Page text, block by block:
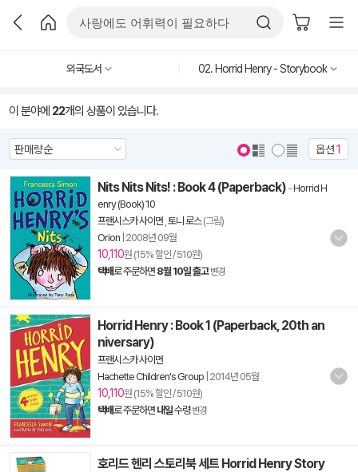
외국도서 02. Horrid Henry - Storybook
이 분야에 22개의 상품이 있습니다.
옵션1
Nits Nits Nits! : Book 4 (Paperback) -Horrid H
enry (Book) 10
프랜시스카 사이먼 토니 로스(그림)
Orion 2008년 09월
10,110원 (15% 할인 / 510원)
택배로 주문하면 8월 10일 출고 변경
Horrid Henry : Book 1 (Paperback, 20th an
niversary)
프랜시스카 사이먼
Hachette Children's Group 2014년 05월
10,110원 (15% 할인 / 510원)
택배로 주문하면 내일수령 변경
호리드 헨리 스토리북 세트 Horrid Henry Story